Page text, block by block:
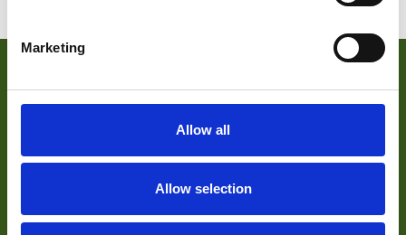
Marketing
Allow all
Allow selection
Zoek je meer informatie over het bedrijf achter Bezoek De
Langstraat? Klik op de button en kom alles te weten over
LEES HIER MEER OVER